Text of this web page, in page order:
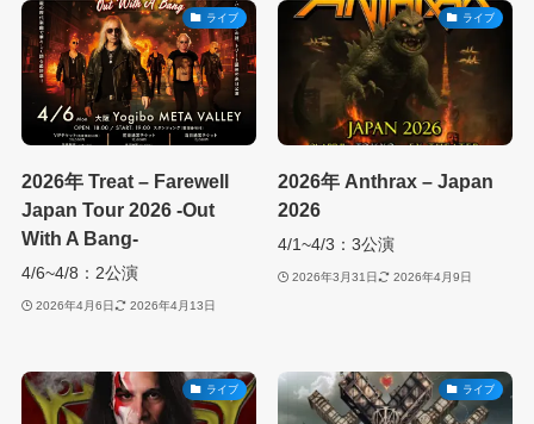
ライブ
2026年 Treat – Farewell
Japan Tour 2026 -Out
With A Bang-
4/6~4/8：2公演
2026年4月6日 2026年4月13日
ライブ
2026年 Anthrax – Japan
2026
4/1~4/3：3公演
2026年3月31日 2026年4月9日
ライブ ライブ